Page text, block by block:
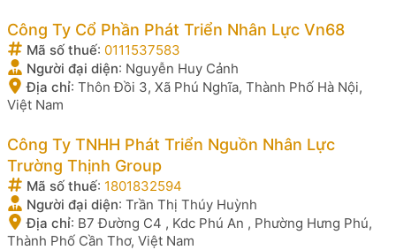
Công Ty Cổ Phần Phát Triển Nhân Lực Vn68
Mã số thuế: 0111537583
Người đại diện: Nguyễn Huy Cảnh
Địa chỉ: Thôn Đồi 3, Xã Phú Nghĩa, Thành Phố Hà Nội,
Việt Nam
Công Ty TNHH Phát Triển Nguồn Nhân Lực
Trường Thịnh Group
Mã số thuế: 1801832594
Người đại diện: Trần Thị Thúy Huỳnh
Địa chỉ: B7 Đường C4 , Kdc Phú An , Phường Hưng Phú,
Thành Phố Cần Thơ, Việt Nam